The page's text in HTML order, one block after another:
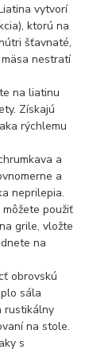
vytvorí
ktorú na
šťavnaté,
nestratí
na liatinu
Získajú
rýchlemu
a
a
neprilepia.
použiť
grile, vložte
na
obrovskú
sála
rustikálny
na stole.
s